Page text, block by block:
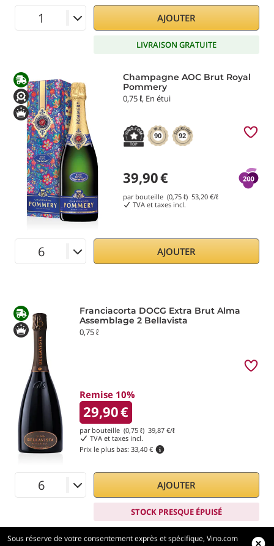
AJOUTER
LIVRAISON GRATUITE
Champagne AOC Brut Royal
Pommery
0,75 ℓ, En étui
90 92
39,90€
par bouteille (0,75 ℓ) 53,20€/ℓ
TVA et taxes incl.
AJOUTER
Franciacorta DOCG Extra Brut Alma
Assemblage 2 Bellavista
0,75 ℓ
Remise 10%
29,90€
par bouteille (0,75 ℓ) 39,87 €/ℓ
TVA et taxes incl.
Prix le plus bas: 33,40 €
AJOUTER
STOCK PRESQUE ÉPUISÉ
Sous réserve de votre consentement exprès et spécifique, Vino.com